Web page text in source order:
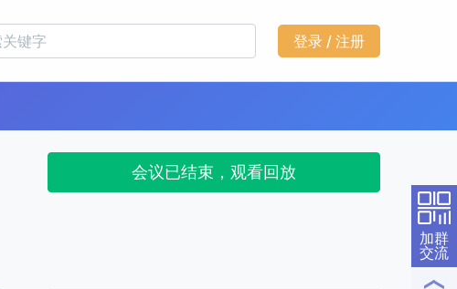
登录 / 注册
会议已结束，观看回放
加群
交流